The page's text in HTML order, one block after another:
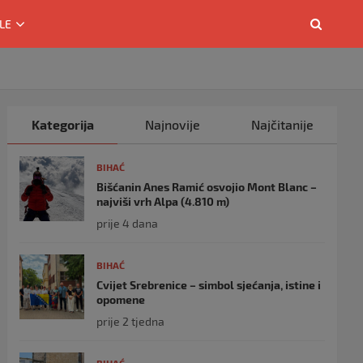
Kategorija Najnovije Najčitanije
BIHAĆ
Bišćanin Anes Ramić osvojio Mont Blanc –
najviši vrh Alpa (4.810 m)
prije 4 dana
BIHAĆ
Cvijet Srebrenice – simbol sjećanja, istine i
opomene
prije 2 tjedna